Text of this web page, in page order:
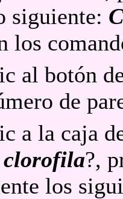
siguiente:
los
al botón
de
a la caja
?,
los